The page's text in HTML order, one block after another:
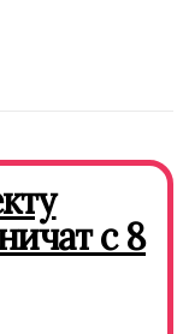
с 8